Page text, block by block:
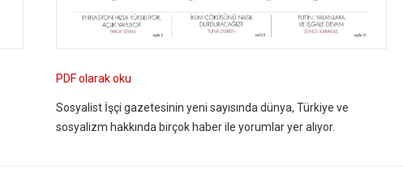
PDF olarak oku
Sosyalist İşçi gazetesinin yeni sayısında dünya, Türkiye ve
sosyalizm hakkında birçok haber ile yorumlar yer alıyor.